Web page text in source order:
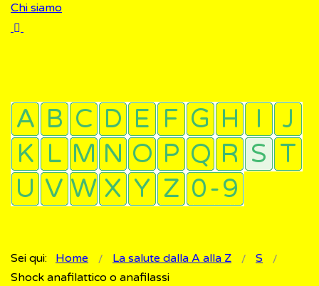
Chi siamo
Sei qui: Home La salute dalla A alla Z
S
Shock anafilattico o anafilassi